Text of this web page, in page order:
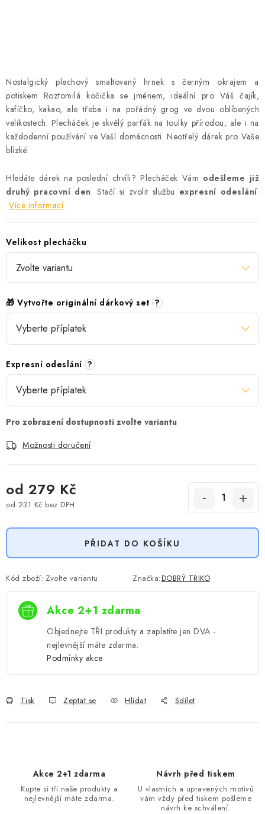
Nostalgický plechový smaltovaný hrnek s černým okrajem a
potiskem Roztomilá kočička se jménem, ideální pro Váš čajík,
kafíčko, kakao, ale třeba i na pořádný grog ve dvou oblíbených
velikostech. Plecháček je skvělý parťák na toulky přírodou, ale i na
každodenní používání ve Vaší domácnosti. Neotřelý dárek pro Vaše
blízké.
Hledáte dárek na poslední chvíli? Plecháček Vám odešleme již
druhý pracovní den. Stačí si zvolit službu expresní odeslání.
Více informací
Velikost plecháčku
🎁 Vytvořte originální dárkový set ?
Expresní odeslání ?
Možnosti doručení
od 279 Kč
od 231 Kč bez DPH
PŘIDAT DO KOŠÍKU
Kód zboží: Zvolte variantu Značka:DOBRÝ TRIKO
Akce 2+1 zdarma
Objednejte TŘI produkty a zaplatíte jen DVA -
nejlevnější máte zdarma.
Podmínky akce
Tisk Zeptat se Hlídat Sdílet
Akce 2+1 zdarma
Kupte si tři naše produkty a
nejlevnější máte zdarma.
Návrh před tiskem
U vlastních a upravených motivů
vám vždy před tiskem pošleme
návrh ke schválení.